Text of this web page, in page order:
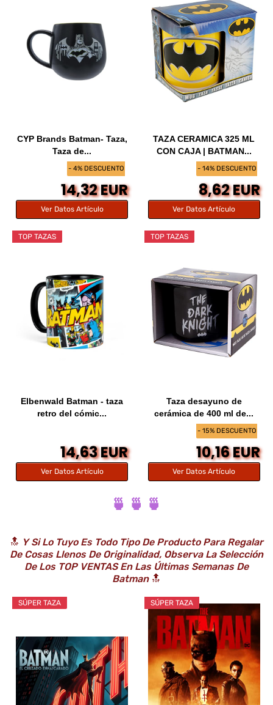
- 4% DESCUENTO
CYP Brands Batman- Taza,
Taza de...
14,32 EUR
Ver Datos Artículo
- 14% DESCUENTO
TAZA CERAMICA 325 ML
CON CAJA | BATMAN...
8,62 EUR
Ver Datos Artículo
TOP TAZAS
Elbenwald Batman - taza
retro del cómic...
14,63 EUR
Ver Datos Artículo
- 15% DESCUENTO
TOP TAZAS
Taza desayuno de
cerámica de 400 ml de...
10,16 EUR
Ver Datos Artículo
🍵 🍵 🍵
🔝 Y Si Lo Tuyo Es Todo Tipo De Producto Para Regalar
De Cosas Llenos De Originalidad, Observa La Selección
De Los TOP VENTAS En Las Últimas Semanas De
Batman🔝
SÚPER TAZA SÚPER TAZA